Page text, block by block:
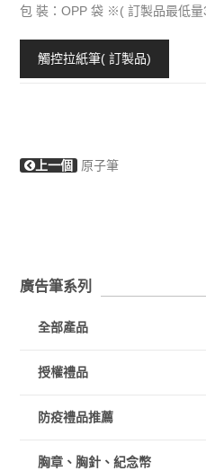
包 裝：OPP 袋 ※( 訂製品最低
觸控拉紙筆( 訂製品)
上一個 原子筆
廣告筆系列
全部產品
授權禮品
防疫禮品推薦
胸章、胸針、紀念幣